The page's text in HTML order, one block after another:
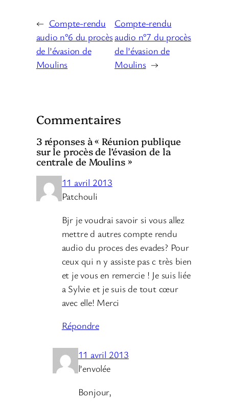
← Compte-rendu
audio n°6 du procès
de l’évasion de
Moulins
Compte-rendu
audio n°7 du procès
de l’évasion de
Moulins →
Commentaires
3 réponses à « Réunion publique
sur le procès de l’évasion de la
centrale de Moulins »
11 avril 2013
Patchouli
Bjr je voudrai savoir si vous allez
mettre d autres compte rendu
audio du proces des evades? Pour
ceux qui n y assiste pas c très bien
et je vous en remercie ! Je suis liée
a Sylvie et je suis de tout cœur
avec elle! Merci
Répondre
11 avril 2013
l’envolée
Bonjour,